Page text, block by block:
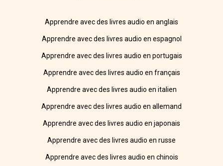
Apprendre avec des livres audio en anglais
Apprendre avec des livres audio en espagnol
Apprendre avec des livres audio en portugais
Apprendre avec des livres audio en français
Apprendre avec des livres audio en italien
Apprendre avec des livres audio en allemand
Apprendre avec des livres audio en japonais
Apprendre avec des livres audio en russe
Apprendre avec des livres audio en chinois